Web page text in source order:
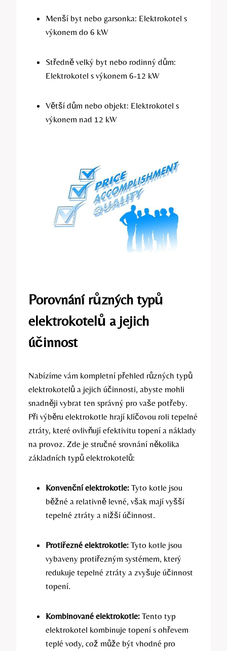
Menší byt nebo garsonka: Elektrokotel s
výkonem do 6 kW
Středně velký byt nebo⁣ rodinný dům:
Elektrokotel s výkonem 6-12 kW
Větší dům nebo objekt: Elektrokotel s‌
výkonem nad 12 kW
Porovnání různých typů
elektrokotelů a jejich
účinnost
Nabízíme vám kompletní přehled různých typů
elektrokotelů a jejich účinnosti, abyste mohli
snadněji vybrat ten správný pro vaše potřeby.
Při výběru elektrokotle hrají‍ klíčovou roli tepelné
ztráty, které ovlivňují efektivitu topení⁣ a náklady
na provoz. Zde je stručné srovnání několika
základních typů elektrokotelů:
Konvenční elektrokotle: Tyto kotle jsou
běžné a relativně levné, však mají vyšší
tepelné ztráty a nižší účinnost.
Protiřezné‍ elektrokotle: Tyto kotle jsou
⁣vybaveny protiřezným systémem, který
redukuje tepelné ztráty a zvyšuje účinnost
topení.
Kombinované elektrokotle: Tento typ
⁣elektrokotel kombinuje topení s ohřevem
⁢teplé vody, což může být vhodné pro